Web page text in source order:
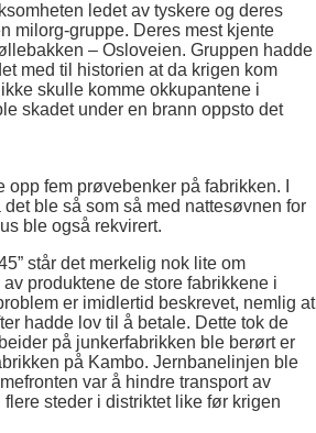
ledet av tyskere og deres
milorg-gruppe. Deres mest kjente
– Osloveien. Gruppen hadde
med til historien at da krigen kom
skulle komme okkupantene i
skadet under en brann oppsto det
fem prøvebenker på fabrikken. I
ble så som så med nattesøvnen for
ble også rekvirert.
står det merkelig nok lite om
produktene de store fabrikkene i
er imidlertid beskrevet, nemlig at
hadde lov til å betale. Dette tok de
på junkerfabrikken ble berørt er
på Kambo. Jernbanelinjen ble
var å hindre transport av
steder i distriktet like før krigen